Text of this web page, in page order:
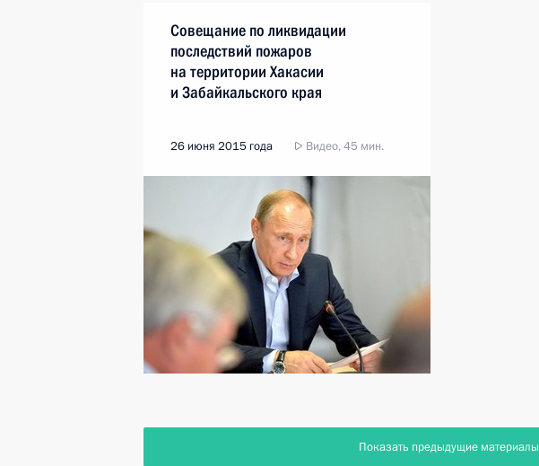
Совещание по ликвидации
последствий пожаров
на территории Хакасии
и Забайкальского края
26 июня 2015 года Видео, 45 мин.
Показать предыдущие материалы